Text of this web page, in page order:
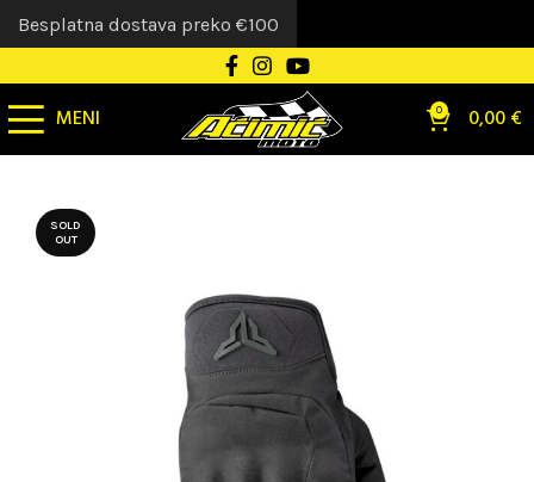
MENI 0 0,00€
SOLD
OUT
Besplatna dostava preko €100